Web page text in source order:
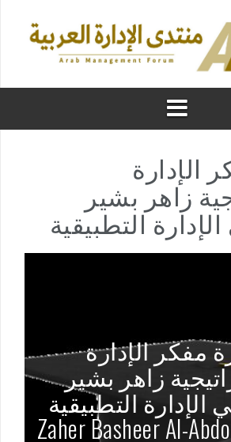
الإدارة
زاهر بشير
التطبيقية
مفكر الإدارة
زاهر بشير
الإدارة التطبيقية
Zaher Basheer Al-